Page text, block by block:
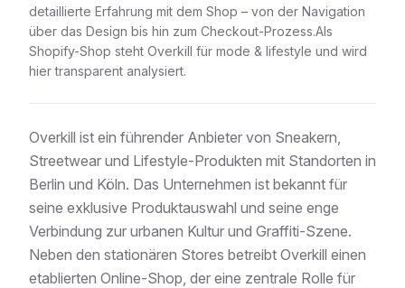
detaillierte Erfahrung mit dem Shop – von der Navigation
über das Design bis hin zum Checkout-Prozess.Als
Shopify-Shop steht Overkill für mode & lifestyle und wird
hier transparent analysiert.
Overkill ist ein führender Anbieter von Sneakern,
Streetwear und Lifestyle-Produkten mit Standorten in
Berlin und Köln. Das Unternehmen ist bekannt für
seine exklusive Produktauswahl und seine enge
Verbindung zur urbanen Kultur und Graffiti-Szene.
Neben den stationären Stores betreibt Overkill einen
etablierten Online-Shop, der eine zentrale Rolle für